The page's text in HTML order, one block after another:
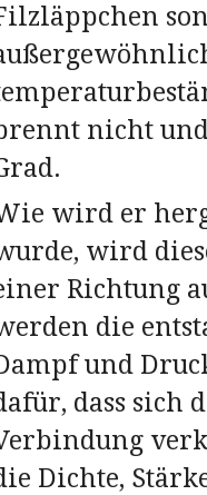
nicht
wird er
wird
Richtung
die
und
dass sich
Dichte,